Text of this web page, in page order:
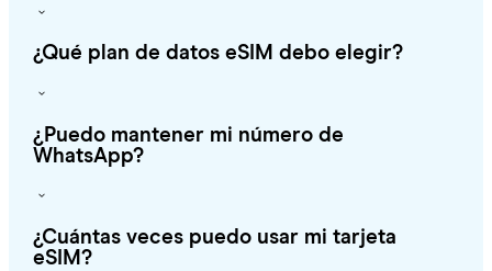
¿Qué plan de datos eSIM debo elegir?
¿Puedo mantener mi número de
WhatsApp?
¿Cuántas veces puedo usar mi tarjeta
eSIM?